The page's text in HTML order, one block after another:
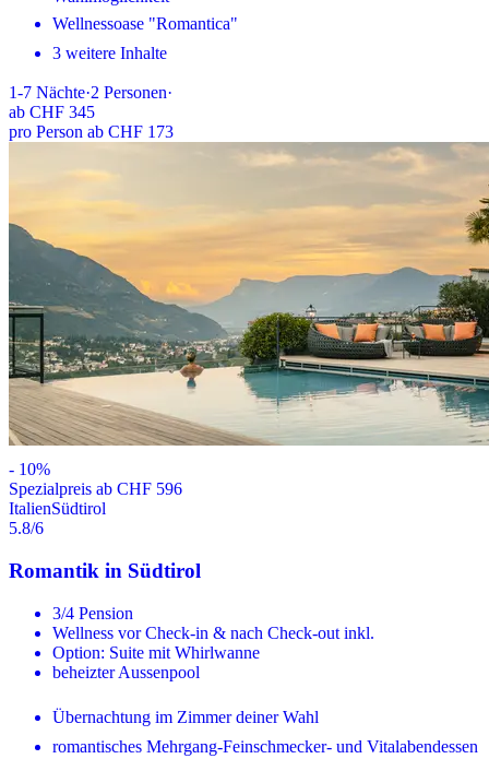
Wellnessoase "Romantica"
3 weitere Inhalte
1-7 Nächte·2 Personen·
ab CHF 345
pro Person ab CHF 173
- 10%
Spezialpreis ab CHF 596
ItalienSüdtirol
5.8/6
Romantik in Südtirol
3/4 Pension
Wellness vor Check-in & nach Check-out inkl.
Option: Suite mit Whirlwanne
beheizter Aussenpool
Übernachtung im Zimmer deiner Wahl
romantisches Mehrgang-Feinschmecker- und Vitalabendessen